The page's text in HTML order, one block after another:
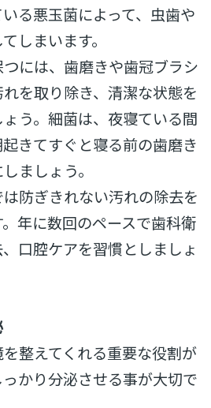
る悪玉菌によって、虫歯や
しまいます。
には、歯磨きや歯冠ブラシ
を取り除き、清潔な状態を
う。細菌は、夜寝ている間
きてすぐと寝る前の歯磨き
ましょう。
防ぎきれない汚れの除去を
年に数回のペースで歯科衛
口腔ケアを習慣としましょ
整えてくれる重要な役割が
かり分泌させる事が大切で